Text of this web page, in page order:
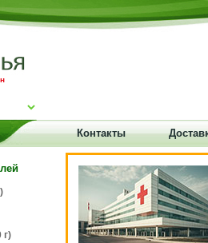
Контакты
г)